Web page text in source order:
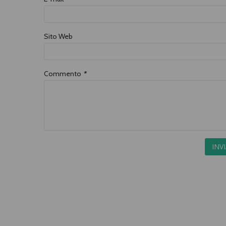
Sito Web
Commento *